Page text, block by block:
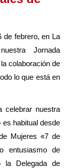
de febrero, en La
Jornada
colaboración de
lo que está en
celebrar nuestra
habitual desde
Mujeres «7 de
entusiasmo de
la Delegada de